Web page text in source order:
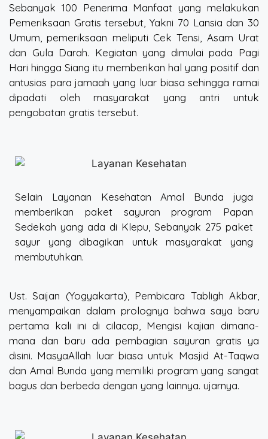
Sebanyak 100 Penerima Manfaat yang melakukan
Pemeriksaan Gratis tersebut, Yakni 70 Lansia dan 30
Umum, pemeriksaan meliputi Cek Tensi, Asam Urat
dan Gula Darah. Kegiatan yang dimulai pada Pagi
Hari hingga Siang itu memberikan hal yang positif dan
antusias para jamaah yang luar biasa sehingga ramai
dipadati oleh masyarakat yang antri untuk
pengobatan gratis tersebut.
Selain Layanan Kesehatan Amal Bunda juga
memberikan paket sayuran program Papan
Sedekah yang ada di Klepu, Sebanyak 275 paket
sayur yang dibagikan untuk masyarakat yang
membutuhkan.
Ust. Saijan (Yogyakarta), Pembicara Tabligh Akbar,
menyampaikan dalam prolognya bahwa saya baru
pertama kali ini di cilacap, Mengisi kajian dimana-
mana dan baru ada pembagian sayuran gratis ya
disini. MasyaAllah luar biasa untuk Masjid At-Taqwa
dan Amal Bunda yang memiliki program yang sangat
bagus dan berbeda dengan yang lainnya. ujarnya.